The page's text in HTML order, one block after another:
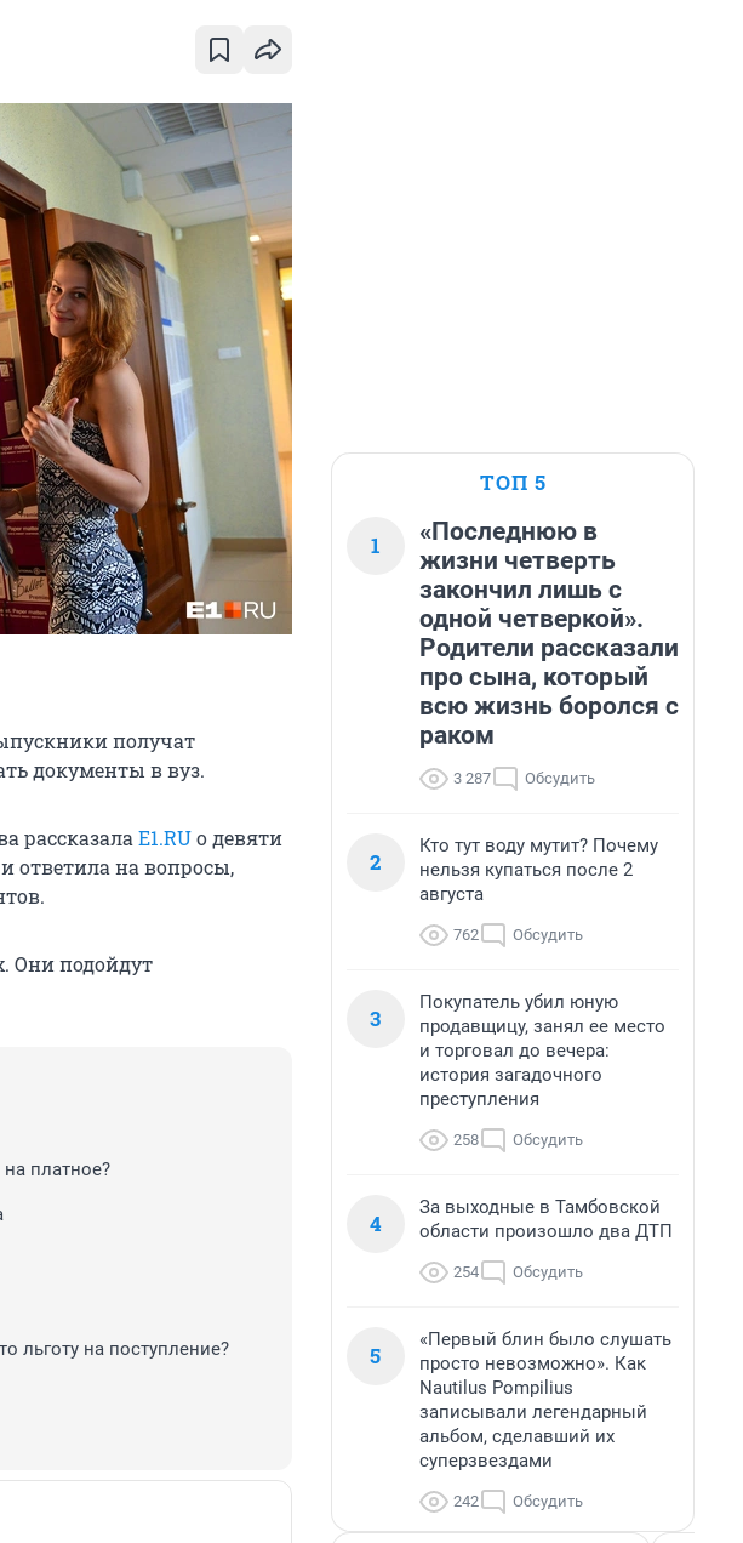
получат
документы в вуз.
рассказала E1.RUо девяти
ответила на вопросы,
Они подойдут
платное?
льготу на поступление?
ТОП 5
1
«Последнюю в
жизни четверть
закончил лишь с
одной четверкой».
Родители рассказали
про сына, который
всю жизнь боролся с
раком
3 287 Обсудить
2
Кто тут воду мутит? Почему
нельзя купаться после 2
августа
762 Обсудить
3
Покупатель убил юную
продавщицу, занял ее место
и торговал до вечера:
история загадочного
преступления
258 Обсудить
4
За выходные в Тамбовской
области произошло два ДТП
254 Обсудить
5
«Первый блин было слушать
просто невозможно». Как
Nautilus Pompilius
записывали легендарный
альбом, сделавший их
суперзвездами
242 Обсудить